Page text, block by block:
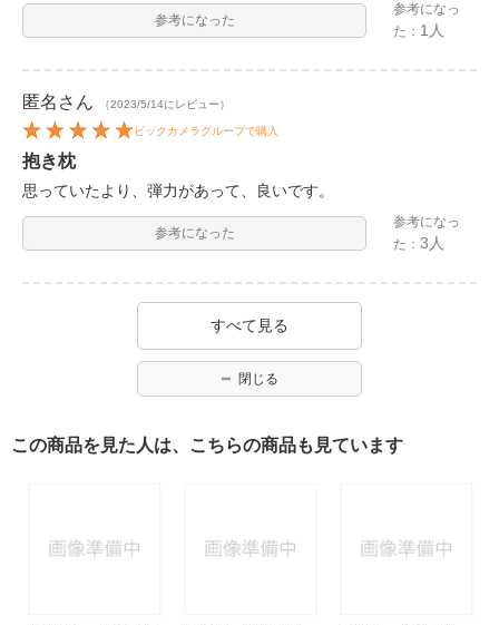
参考になった
参考になっ
た： 1人
匿名 さん （2023/5/14にレビュー）
ビックカメラグループで購入
抱き枕
思っていたより、弾力があって、良いです。
参考になった
参考になっ
た：3人
すべて見る
閉じる
この商品を見た人は、こちらの商品も見ています